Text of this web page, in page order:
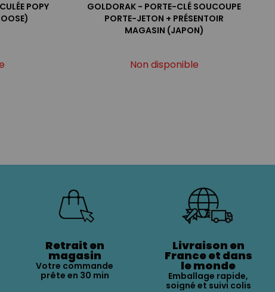
POPY
GOLDORAK - PORTE-CLÉ SOUCOUPE
PORTE-JETON + PRÉSENTOIR
MAGASIN (JAPON)
Non disponible
Retrait en
magasin
Votre commande
prête en 30 min
Livraison en
France et dans
le monde
Emballage rapide,
soigné et suivi colis